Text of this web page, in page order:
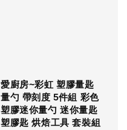
愛廚房~彩虹 塑膠量匙
量勺 帶刻度 5件組 彩色
塑膠迷你量勺 迷你量匙
塑膠匙 烘焙工具 套裝組